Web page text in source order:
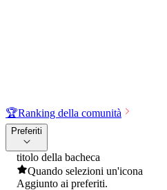
🏆Ranking della comunità
Preferiti
titolo della bacheca
Quando selezioni un'icona
Aggiunto ai preferiti.